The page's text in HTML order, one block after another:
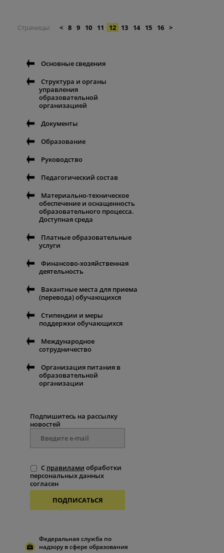
Страницы < 8 9 10 11 12 13 14 15 16 >
Основные сведения
Структура и органы
управления
образовательной
организацией
Документы
Образование
Руководство
Педагогический состав
Материально-техническое
обеспечение и оснащенность
образовательного процесса.
Доступная среда
Платные образовательные
услуги
Финансово-хозяйственная
деятельность
Вакантные места для приема
(перевода) обучающихся
Стипендии и меры
поддержки обучающихся
Международное
сотрудничество
Организация питания в
образовательной
организации
Подпишитесь на рассылку
новостей
С правилами обработки
персональных данных
согласен
ПОДПИСАТЬСЯ
Федеральная служба по
надзору в сфере образования